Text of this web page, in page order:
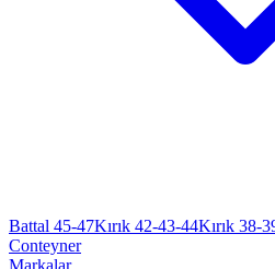
Battal 45-47Kırık 42-43-44Kırık 38-
Conteyner
Markalar